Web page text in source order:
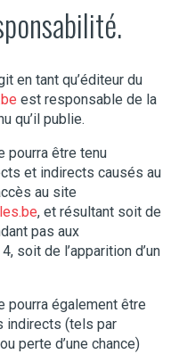
en tant qu’éditeur du
est responsable de la
qu’il publie.
pourra être tenu
et indirects causés au
au site
, et résultant soit de
pas aux
soit de l’apparition d’un
pourra également être
indirects (tels par
perte d’une chance)